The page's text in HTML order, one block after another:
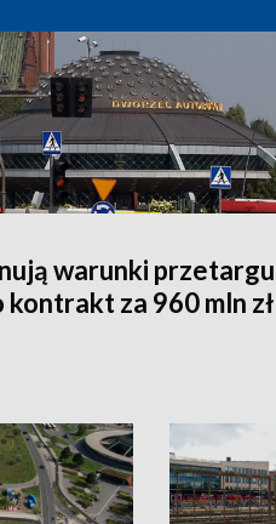
warunki przetargu
za 960 mln zł